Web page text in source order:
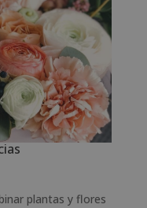
plantas y flores